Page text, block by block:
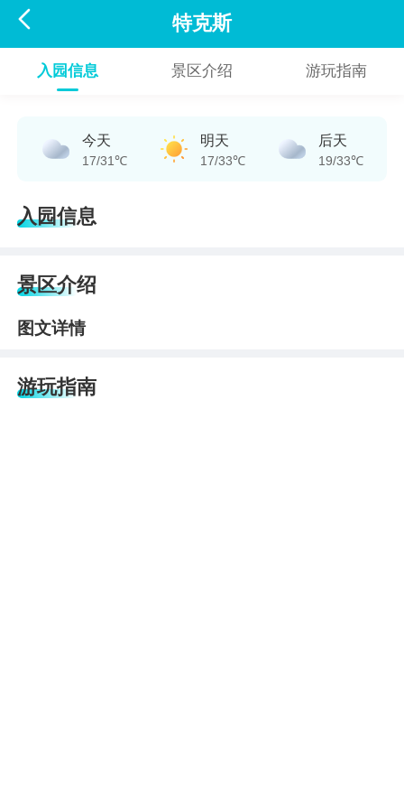
 特克斯
入园信息 景区介绍 游玩指南
今天
17/31℃
明天
17/33℃
后天
19/33℃
入园信息
景区介绍
图文详情
游玩指南